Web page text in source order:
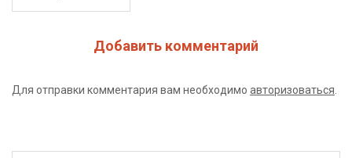
Добавить комментарий
Для отправки комментария вам необходимо авторизоваться.